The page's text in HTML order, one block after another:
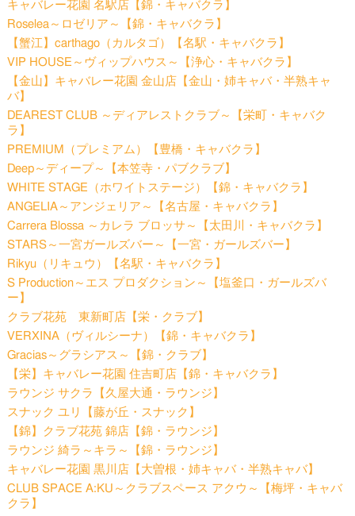
キャバレー花園 名駅店【錦・キャバクラ】
Roselea～ロゼリア～【錦・キャバクラ】
【蟹江】carthago（カルタゴ）【名駅・キャバクラ】
VIP HOUSE～ヴィップハウス～【浄心・キャバクラ】
【金山】キャバレー花園 金山店【金山・姉キャバ・半熟キャ
バ】
DEAREST CLUB ～ディアレストクラブ～【栄町・キャバク
ラ】
PREMIUM（プレミアム）【豊橋・キャバクラ】
Deep～ディープ～【本笠寺・パブクラブ】
WHITE STAGE（ホワイトステージ）【錦・キャバクラ】
ANGELIA～アンジェリア～【名古屋・キャバクラ】
Carrera Blossa ～カレラ ブロッサ～【太田川・キャバクラ】
STARS～一宮ガールズバー～【一宮・ガールズバー】
Rikyu（リキュウ）【名駅・キャバクラ】
S Production～エス プロダクション～【塩釜口・ガールズバ
ー】
クラブ花苑 東新町店【栄・クラブ】
VERXINA（ヴィルシーナ）【錦・キャバクラ】
Gracias～グラシアス～【錦・クラブ】
【栄】キャバレー花園 住吉町店【錦・キャバクラ】
ラウンジ サクラ【久屋大通・ラウンジ】
スナック ユリ【藤が丘・スナック】
【錦】クラブ花苑 錦店【錦・ラウンジ】
ラウンジ 綺ラ～キラ～【錦・ラウンジ】
キャバレー花園 黒川店【大曽根・姉キャバ・半熟キャバ】
CLUB SPACE A:KU～クラブスペース アクウ～【梅坪・キャバ
クラ】